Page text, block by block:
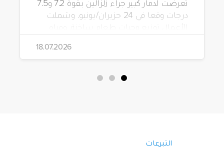
تعرضت لدمار كبير جراء زلزالين بقوة 7.2 و7.5
درجات وقعا في 24 حزيران/يونيو. وشملت
18.07.2026
التبرعات